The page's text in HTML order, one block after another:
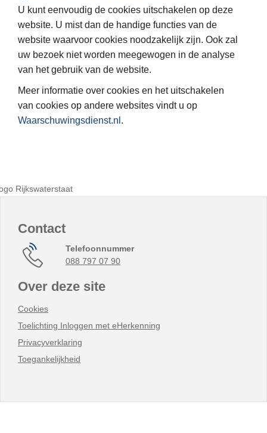
U kunt eenvoudig de cookies uitschakelen op deze
website. U mist dan de handige functies van de
website waarvoor cookies noodzakelijk zijn. Ook zal
uw bezoek niet worden meegewogen in de analyse
van het gebruik van de website.
Meer informatie over cookies en het uitschakelen
van cookies op andere websites vindt u op
Waarschuwingsdienst.nl .
Contact
Telefoonnummer
088 797 07 90
Over deze site
Cookies
Toelichting Inloggen met eHerkenning
Privacyverklaring
Toegankelijkheid